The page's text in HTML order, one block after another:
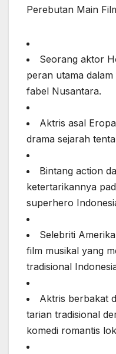
Perebutan Main
Seorang aktor
peran utama
fabel Nusantara.
Aktris asal
drama sejarah
Bintang action
ketertarikannya
superhero
Selebriti
film musikal yang
tradisional
Aktris berbakat
tarian tradisional
komedi romantis